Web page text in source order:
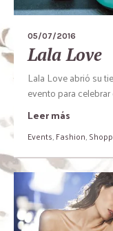
05/07/2016
Lala Love
Lala Love abrió su
evento para
Leer más
Events,Fashion,